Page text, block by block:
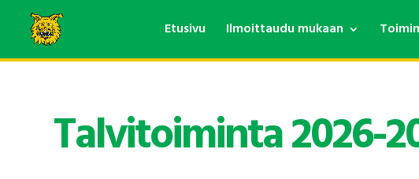
Etusivu Ilmoittaudu mukaan
Talvitoiminta 2026-